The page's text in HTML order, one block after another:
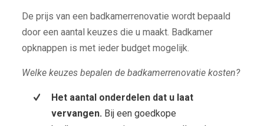
De prijs van een badkamerrenovatie wordt bepaald
door een aantal keuzes die u maakt. Badkamer
opknappen is met ieder budget mogelijk.
Welke keuzes bepalen de badkamerrenovatie kosten?
Het aantal onderdelen dat u laat
vervangen. Bij een goedkope